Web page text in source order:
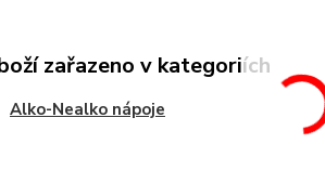
zařazeno v kategoriích
Alko-Nealko nápoje